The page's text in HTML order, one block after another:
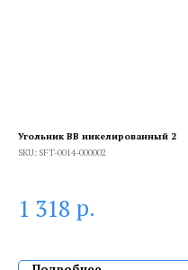
Угольник ВВ никелированный 2
SKU: SFT-0014-000002
1 318 р.